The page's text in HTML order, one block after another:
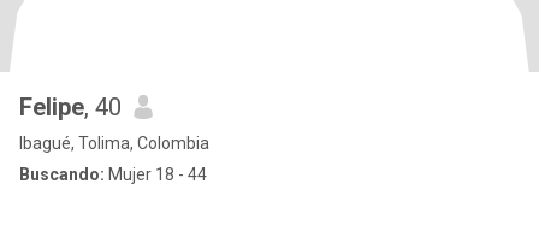
Felipe, 40
Ibagué, Tolima, Colombia
Buscando: Mujer 18 - 44